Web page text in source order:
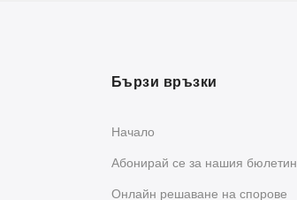
Бързи връзки
Начало
Абонирай се за нашия бюлетин
Oнлайн решаване на спорове